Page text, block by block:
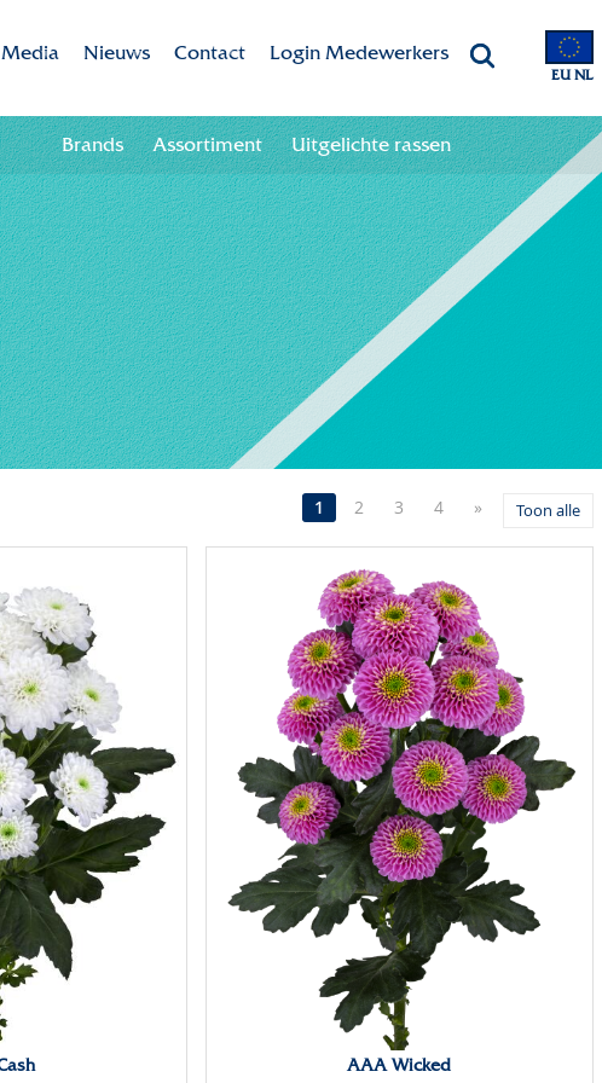
EU NL
Media
Valley app
Colour your season!
Downloads
Nieuws
Aanmelden nieuwsbrief
Afmelden nieuwsbrief
Contact
Contactgegevens
Team
Login Medewerkers
Brands Assortiment Uitgelichte rassen
Toon alle
1 2 3 4 »
AAA Wicked